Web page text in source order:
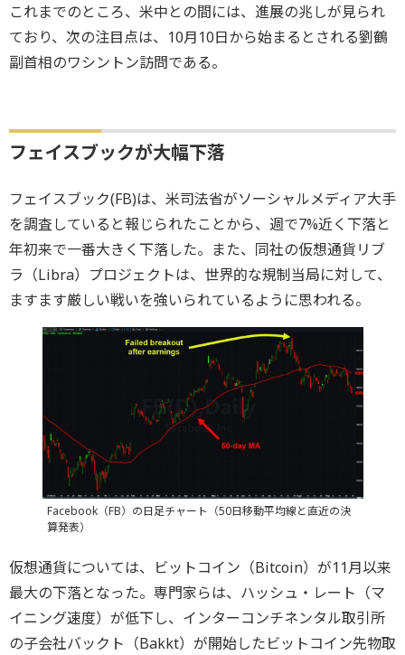
これまでのところ、米中との間には、進展の兆しが見られ
ており、次の注目点は、10月10日から始まるとされる劉鶴
副首相のワシントン訪問である。
フェイスブックが大幅下落
フェイスブック(FB)は、米司法省がソーシャルメディア大手
を調査していると報じられたことから、週で7%近く下落と
年初来で一番大きく下落した。また、同社の仮想通貨リブ
ラ（Libra）プロジェクトは、世界的な規制当局に対して、
ますます厳しい戦いを強いられているように思われる。
Facebook（FB）の日足チャート（50日移動平均線と直近の決
算発表）
仮想通貨については、ビットコイン（Bitcoin）が11月以来
最大の下落となった。専門家らは、ハッシュ・レート（マ
イニング速度）が低下し、インターコンチネンタル取引所
の子会社バックト（Bakkt）が開始したビットコイン先物取